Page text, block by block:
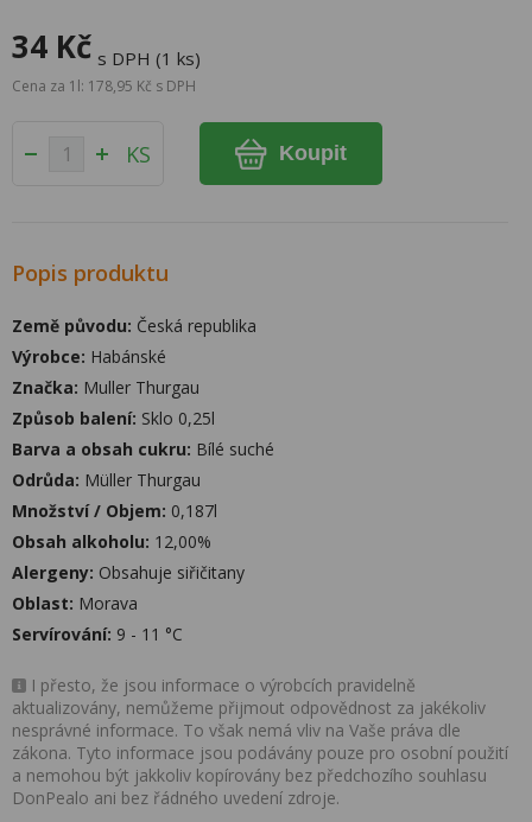
34 Kč s DPH (1 ks)
Cena za 1l: 178,95 Kč s DPH
KS Koupit
Popis produktu
Země původu: Česká republika
Výrobce: Habánské
Značka: Muller Thurgau
Způsob balení: Sklo 0,25l
Barva a obsah cukru: Bílé suché
Odrůda: Müller Thurgau
Množství / Objem: 0,187l
Obsah alkoholu: 12,00%
Alergeny: Obsahuje siřičitany
Oblast: Morava
Servírování: 9 - 11 °C
I přesto, že jsou informace o výrobcích pravidelně
aktualizovány, nemůžeme přijmout odpovědnost za jakékoliv
nesprávné informace. To však nemá vliv na Vaše práva dle
zákona. Tyto informace jsou podávány pouze pro osobní použití
a nemohou být jakkoliv kopírovány bez předchozího souhlasu
DonPealo ani bez řádného uvedení zdroje.